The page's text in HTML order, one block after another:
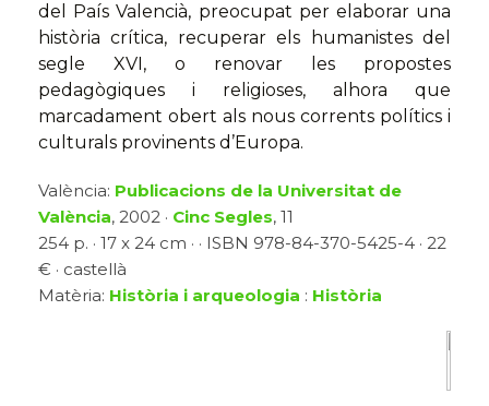
del País Valencià, preocupat per elaborar una
història crítica, recuperar els humanistes del
segle XVI, o renovar les propostes
pedagògiques i religioses, alhora que
marcadament obert als nous corrents polítics i
culturals provinents d’Europa.
València: Publicacions de la Universitat de
València, 2002 · Cinc Segles, 11
254 p. · 17 x 24 cm · · ISBN 978-84-370-5425-4 · 22
€ · castellà
Matèria: Història i arqueologia : Història